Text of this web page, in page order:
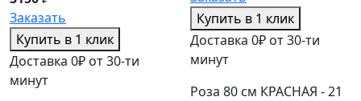
Заказать
Купить в 1 клик
Доставка 0₽ от 30-ти
минут
Купить в 1 клик
Доставка 0₽ от 30-ти
минут
Роза 80 см КРАСНАЯ - 21